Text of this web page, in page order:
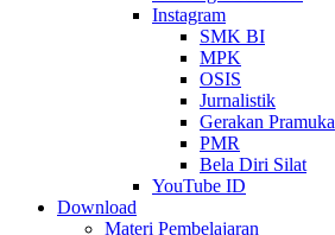
Instagram
SMK BI
MPK
OSIS
Jurnalistik
Gerakan Pramuka
PMR
Bela Diri Silat
YouTube ID
Download
Materi Pembelajaran